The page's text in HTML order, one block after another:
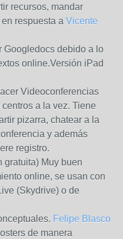
recursos, mandar
en respuesta a Vicente
Googledocs debido a lo
online.Versión iPad
Videoconferencias
a la vez. Tiene
pizarra, chatear a la
y además
registro.
Muy buen
online, se usan con
(Skydrive) o de
Felipe Blasco
de manera